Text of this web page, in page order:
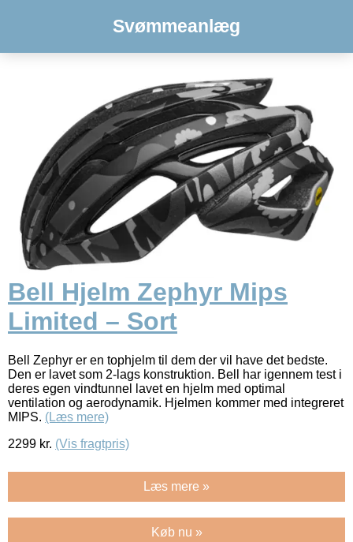
Svømmeanlæg
Bell Hjelm Zephyr Mips
Limited – Sort
Bell Zephyr er en tophjelm til dem der vil have det bedste.
Den er lavet som 2-lags konstruktion. Bell har igennem test i
deres egen vindtunnel lavet en hjelm med optimal
ventilation og aerodynamik. Hjelmen kommer med integreret
MIPS. (Læs mere)
2299 kr. (Vis fragtpris)
Læs mere »
Køb nu »